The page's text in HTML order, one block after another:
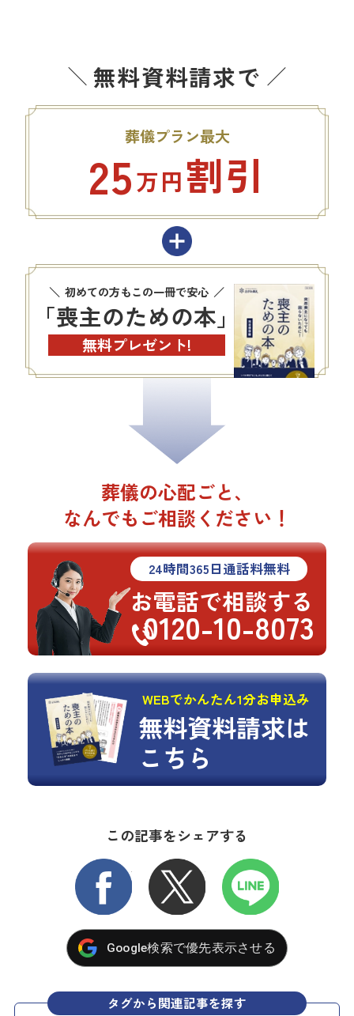
無料資料請求で
葬儀プラン最大
25万円割引
初めての方もこの一冊で安心
「喪主のための本」
無料プレゼント!
葬儀の心配ごと、
なんでもご相談ください！
24時間365日通話料無料
お電話で相談する
0120-10-8073
WEBでかんたん1分お申込み
無料資料請求は
こちら
この記事をシェアする
FACEBOOK
Google検索で優先表示させる
タグから関連記事を探す